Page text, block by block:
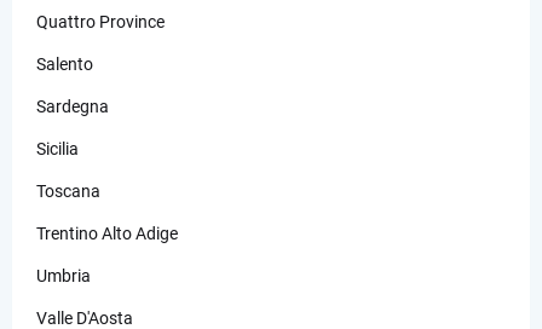
Quattro Province
Salento
Sardegna
Sicilia
Toscana
Trentino Alto Adige
Umbria
Valle D'Aosta